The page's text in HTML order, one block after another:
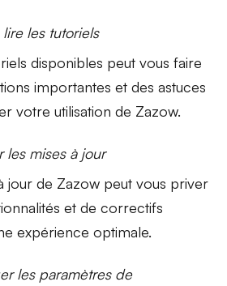
lire les tutoriels
disponibles peut vous faire
importantes et des astuces
votre utilisation de Zazow.
les mises à jour
jour de Zazow peut vous priver
et de correctifs
expérience optimale.
les paramètres de